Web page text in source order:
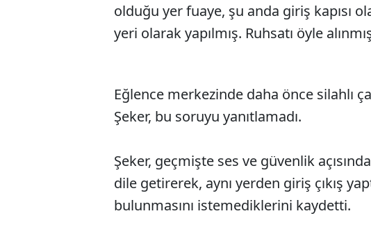
olduğu yer fuaye, şu anda giriş kapısı
yeri olarak yapılmış. Ruhsatı öyle
Eğlence merkezinde daha önce silahlı
Şeker, bu soruyu yanıtlamadı.
Şeker, geçmişte ses ve güvenlik
dile getirerek, aynı yerden giriş çıkış
bulunmasını istemediklerini kaydetti.